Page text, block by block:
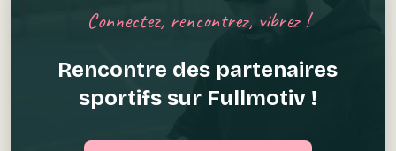
Connectez, rencontrez, vibrez !
Rencontre des partenaires
sportifs sur Fullmotiv !